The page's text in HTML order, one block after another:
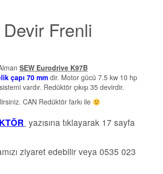
Frenli
SEW Eurodrive K97B
çapı 70 mm dir. Motor gücü 7.5 kw 10 hp
vardır. Redüktör çıkışı 35 devirdir.
CAN Redüktör farkı ile
yazısına tıklayarak 17 sayfa
ziyaret edebilir veya 0535 023